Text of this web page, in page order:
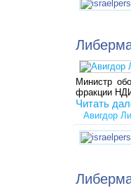
Министр
фракции
Читать
Авигдор